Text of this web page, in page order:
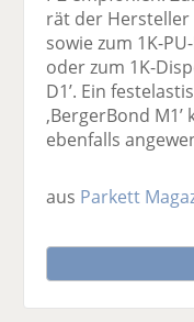
rät der Hersteller
sowie zum 1K-
oder zum 1K-
D1’. Ein
,BergerBond
ebenfalls
aus Parkett